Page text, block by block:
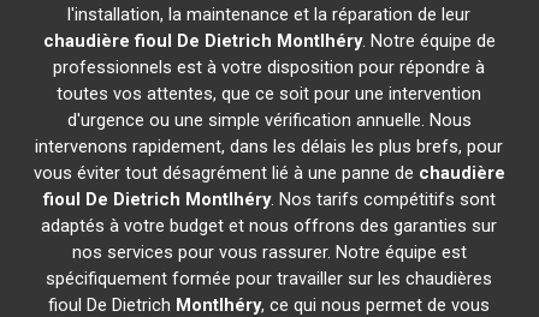
l'installation, la maintenance et la réparation de leur
chaudière fioul De Dietrich Montlhéry. Notre équipe de
professionnels est à votre disposition pour répondre à
toutes vos attentes, que ce soit pour une intervention
d'urgence ou une simple vérification annuelle. Nous
intervenons rapidement, dans les délais les plus brefs, pour
vous éviter tout désagrément lié à une panne de chaudière
fioul De Dietrich Montlhéry. Nos tarifs compétitifs sont
adaptés à votre budget et nous offrons des garanties sur
nos services pour vous rassurer. Notre équipe est
spécifiquement formée pour travailler sur les chaudières
fioul De Dietrich Montlhéry, ce qui nous permet de vous